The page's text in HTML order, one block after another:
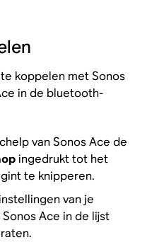
koppelen met Sonos
in de bluetooth-
van Sonos Ace de
ingedrukt tot het
te knipperen.
van je
Ace in de lijst